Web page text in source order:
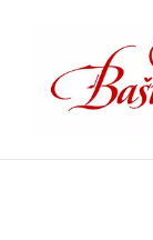
content